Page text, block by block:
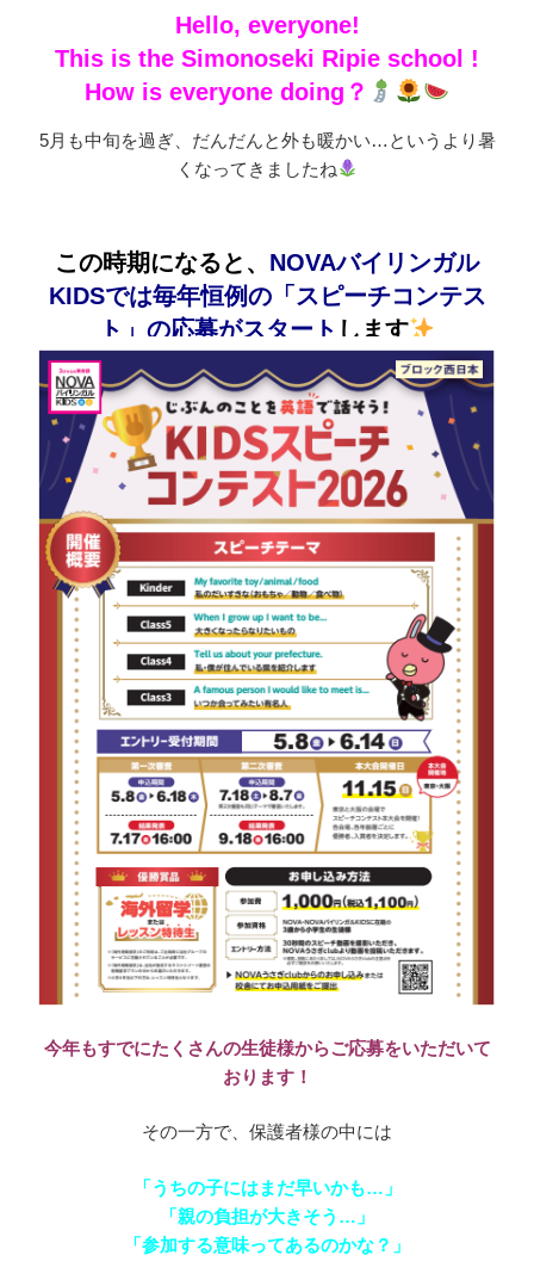
Hello, everyone!
This is the Simonoseki Ripie school !
How is everyone doing？
5月も中旬を過ぎ、だんだんと外も暖かい…というより暑
くなってきましたね
この時期になると、 NOVAバイリンガル
KIDSでは毎年恒例の「スピーチコンテス
ト」の応募がスタート します
今年もすでにたくさんの生徒様からご応募をいただいて
おります！
その一方で、保護者様の中には
「うちの子にはまだ早いかも…」
「親の負担が大きそう…」
「参加する意味ってあるのかな？」